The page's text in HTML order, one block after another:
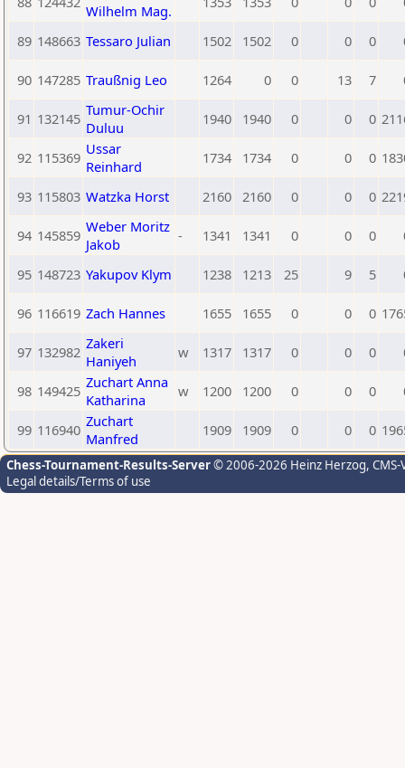
Wilhelm Mag.
89 148663 Tessaro Julian 1502 1502 0 0 0
90 147285 Traußnig Leo 1264 0 0 13 7
91 132145 Tumur-Ochir
Duluu
1940 1940 0 0 0
92 115369 Ussar
Reinhard
1734 1734 0 0 0
93 115803 Watzka Horst 2160 2160 0 0 0
94 145859 Weber Moritz
Jakob
- 1341 1341 0 0 0
95 148723 Yakupov Klym 1238 1213 25 9 5
96 116619 Zach Hannes 1655 1655 0 0 0
97 132982 Zakeri
Haniyeh
w 1317 1317 0 0 0
98 149425 Zuchart Anna
Katharina
w 1200 1200 0 0 0
99 116940 Zuchart
Manfred
1909 1909 0 0 0
Chess-Tournament-Results-Server© 2006-2026 Heinz Herzog,
Legal details/Terms of use